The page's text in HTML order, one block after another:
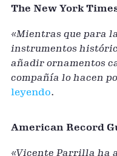
The New York
«Mientras que para
instrumentos
añadir ornamentos
compañía lo hacen
leyendo.
American Record
«Vicente Parrilla ha